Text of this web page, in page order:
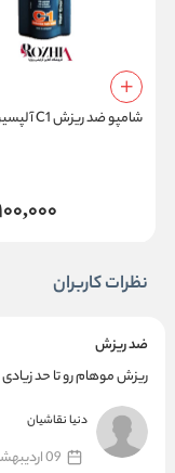
شامپو ضد ریزش C1 آلپسین
نظرات کاربران
ضد ریزش
ریزش موهام رو تا حد
دنیا نقاشیان
09 اردیبهشت 1403